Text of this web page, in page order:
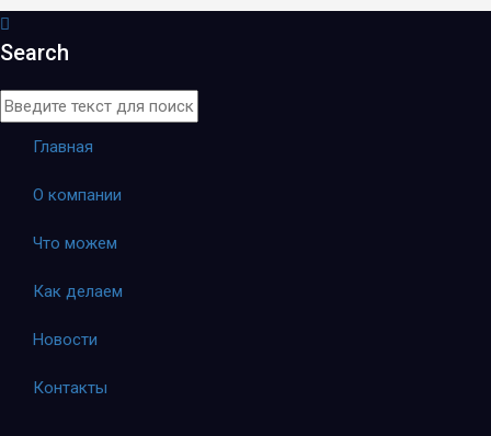
Search
Главная
О компании
Что можем
Как делаем
Новости
Контакты